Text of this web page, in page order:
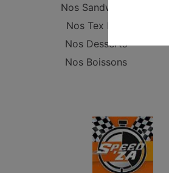
Nos Sandwichs
Nos Tex Mex
Nos Desserts
Nos Boissons